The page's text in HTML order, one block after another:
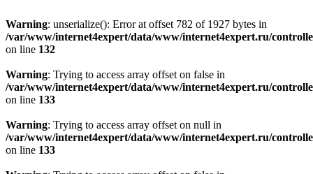
Warning: unserialize(): Error at offset 782 of 1927 bytes in
/var/www/internet4expert/data/www/internet4expert.ru/
on line 132
Warning: Trying to access array offset on false in
/var/www/internet4expert/data/www/internet4expert.ru/
on line 133
Warning: Trying to access array offset on null in
/var/www/internet4expert/data/www/internet4expert.ru/
on line 133